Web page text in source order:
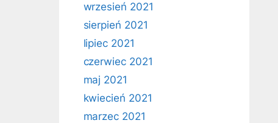
wrzesień 2021
sierpień 2021
lipiec 2021
czerwiec 2021
maj 2021
kwiecień 2021
marzec 2021